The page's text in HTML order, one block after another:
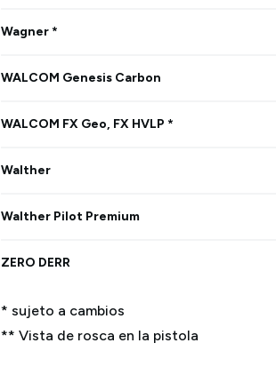
Wagner *
WALCOM Genesis Carbon
WALCOM FX Geo, FX HVLP *
Walther
Walther Pilot Premium
ZERO DERR
* sujeto a cambios
** Vista de rosca en la pistola